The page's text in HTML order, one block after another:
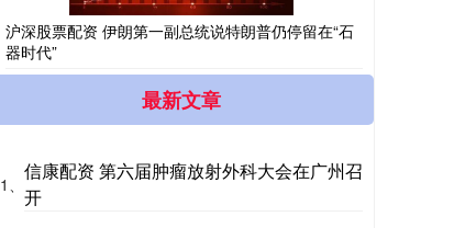
沪深股票配资 伊朗第一副总统说特朗普仍停留在“石
器时代”
最新文章
1、
信康配资 第六届肿瘤放射外科大会在广州召
开